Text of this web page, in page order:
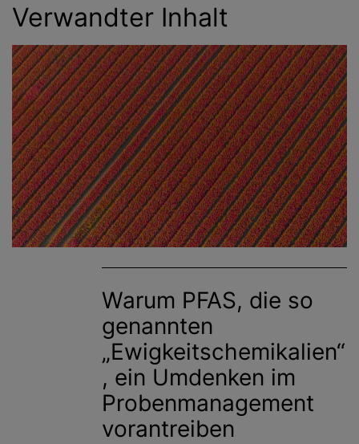
Verwandter Inhalt
Warum PFAS, die so
genannten
„Ewigkeitschemikalien“
, ein Umdenken im
Probenmanagement
vorantreiben